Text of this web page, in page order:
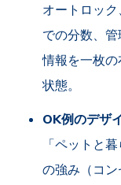
オートロッ
での分数、
情報を一枚
状態。
OK例のデザ
「ペットと
の強み（コ